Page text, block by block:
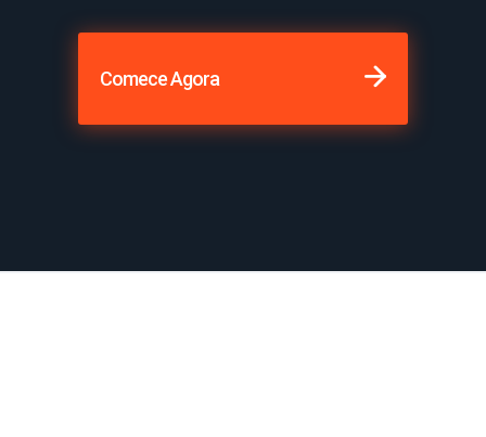
Comece Agora